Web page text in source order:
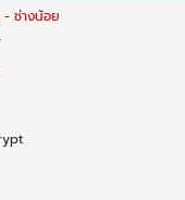
ช่างน้อย